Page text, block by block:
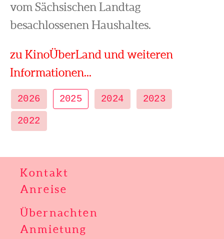
vom Sächsischen Landtag
besachlossenen Haushaltes.
zu KinoÜberLand und weiteren
Informationen...
2026 2025 2024
2023
2022
Kontakt
Anreise
Übernachten
Anmietung